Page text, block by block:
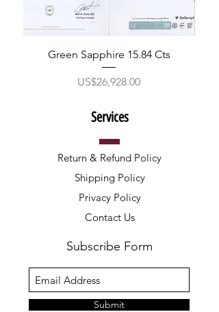
Green Sapphire 15.84 Cts
ราคา
US$26,928.00
Services
Return & Refund Policy
Shipping Policy
Privacy Policy
Contact Us
Subscribe Form
Submit